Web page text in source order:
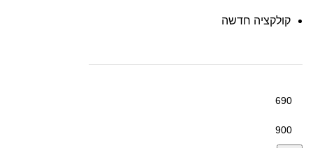
קולקציה חדשה